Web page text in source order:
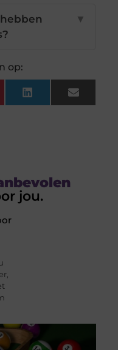
▼
op:
LinkedInEmail
jou.